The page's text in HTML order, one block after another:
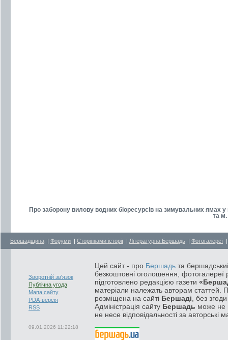
Про заборону вилову водних біоресурсів на зимувальних ямах
та
Бершадщина | Форуми | Сторінками історії | Літературна Бершадь | Фотогалереї
Зворотній зв'язок
Публічна угода
Мапа сайту
PDA-версія
RSS
09.01.2026 11:22:18
Цей сайт - про Бершадь та
безкоштовні оголошення, фотогалереї
підготовлено редакцією газети
матеріали належать авторам статтей.
розміщена на сайті Бершаді , без
Адміністрація сайту Бершадь може не
не несе відповідальності за авторські